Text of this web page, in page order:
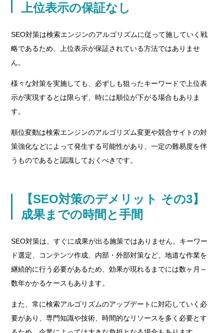
上位表示の保証なし
SEO対策は検索エンジンのアルゴリズムに従って施していく戦
略であるため、上位表示が保証されている方法ではありませ
ん。
様々な対策を実施しても、必ずしも狙ったキーワードで上位表
示が実現するとは限らず、時には順位が下がる場合もありま
す。
順位変動は検索エンジンのアルゴリズム変更や競合サイトの対
策強化などによって発生する可能性があり、一定の難易度を伴
うものであると認識しておくべきです。
【SEO対策のデメリット その3】
成果までの時間と手間
SEO対策は、すぐに成果が出る施策ではありません。キーワー
ド選定、コンテンツ作成、内部・外部対策など、地道な作業を
継続的に行う必要があるため、効果が現れるまでには数ヶ月～
数年かかるケースもあります。
また、常に検索アルゴリズムのアップデートに対応していく必
要があり、専門知識や技術、時間的なリソースを多く必要とす